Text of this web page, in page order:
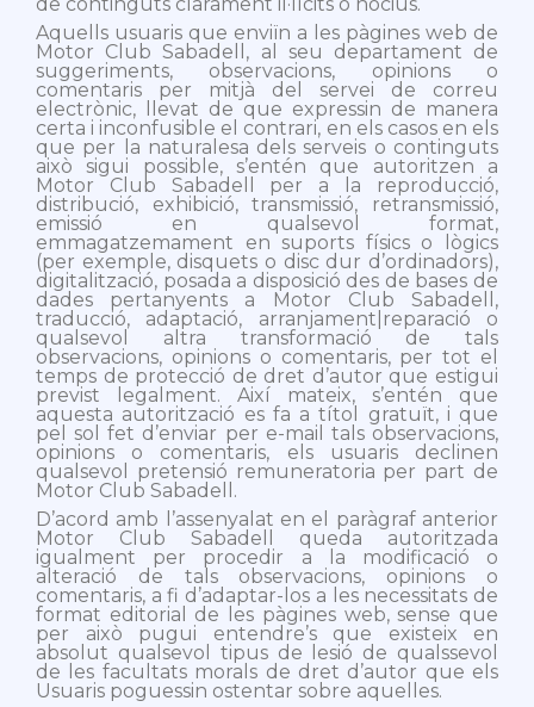
Aquells usuaris que enviïn a les pàgines web de
Motor Club Sabadell, al seu departament de
suggeriments, observacions, opinions o
comentaris per mitjà del servei de correu
electrònic, llevat de que expressin de manera
certa i inconfusible el contrari, en els casos en els
que per la naturalesa dels serveis o continguts
això sigui possible, s’entén que autoritzen a
Motor Club Sabadell per a la reproducció,
distribució, exhibició, transmissió, retransmissió,
emissió en qualsevol format,
emmagatzemament en suports físics o lògics
(per exemple, disquets o disc dur d’ordinadors),
digitalització, posada a disposició des de bases de
dades pertanyents a Motor Club Sabadell,
traducció, adaptació, arranjament|reparació o
qualsevol altra transformació de tals
observacions, opinions o comentaris, per tot el
temps de protecció de dret d’autor que estigui
previst legalment. Així mateix, s’entén que
aquesta autorització es fa a títol gratuït, i que
pel sol fet d’enviar per e-mail tals observacions,
opinions o comentaris, els usuaris declinen
qualsevol pretensió remuneratoria per part de
Motor Club Sabadell.
D’acord amb l’assenyalat en el paràgraf anterior
Motor Club Sabadell queda autoritzada
igualment per procedir a la modificació o
alteració de tals observacions, opinions o
comentaris, a fi d’adaptar-los a les necessitats de
format editorial de les pàgines web, sense que
per això pugui entendre’s que existeix en
absolut qualsevol tipus de lesió de qualssevol
de les facultats morals de dret d’autor que els
Usuaris poguessin ostentar sobre aquelles.